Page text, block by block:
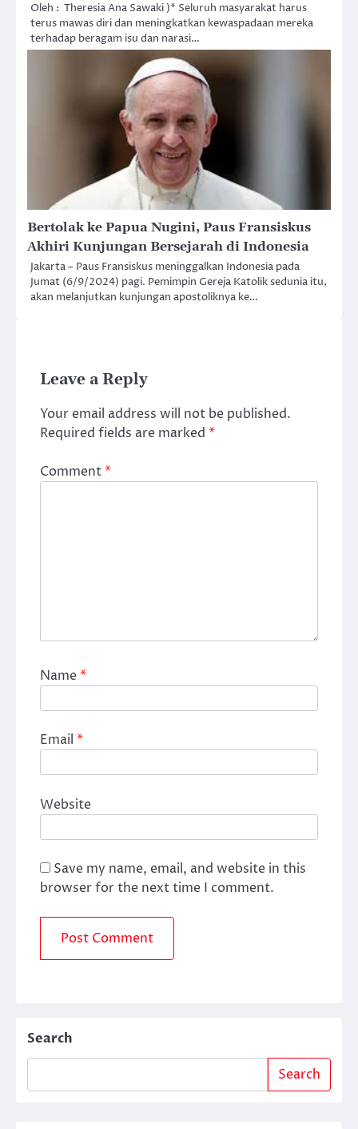
Oleh : Theresia Ana Sawaki )* Seluruh masyarakat harus
terus mawas diri dan meningkatkan kewaspadaan mereka
terhadap beragam isu dan narasi…
Bertolak ke Papua Nugini, Paus Fransiskus
Akhiri Kunjungan Bersejarah di Indonesia
Jakarta – Paus Fransiskus meninggalkan Indonesia pada
Jumat (6/9/2024) pagi. Pemimpin Gereja Katolik sedunia itu,
akan melanjutkan kunjungan apostoliknya ke…
Leave a Reply
Your email address will not be published.
Required fields are marked *
Comment*
Name*
Email *
Website
Save my name, email, and website in this
browser for the next time I comment.
Search
Search